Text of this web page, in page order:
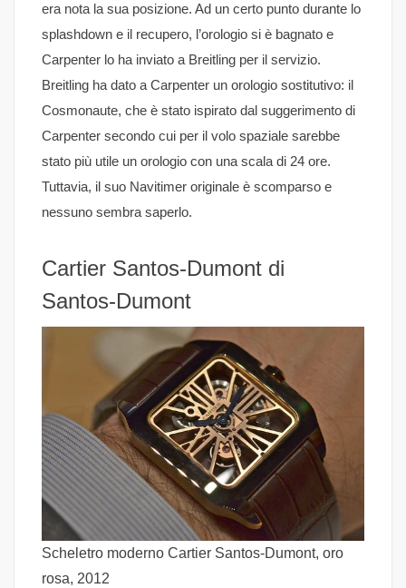
era nota la sua posizione. Ad un certo punto durante lo
splashdown e il recupero, l’orologio si è bagnato e
Carpenter lo ha inviato a Breitling per il servizio.
Breitling ha dato a Carpenter un orologio sostitutivo: il
Cosmonaute, che è stato ispirato dal suggerimento di
Carpenter secondo cui per il volo spaziale sarebbe
stato più utile un orologio con una scala di 24 ore.
Tuttavia, il suo Navitimer originale è scomparso e
nessuno sembra saperlo.
Cartier Santos-Dumont di
Santos-Dumont
Scheletro moderno Cartier Santos-Dumont, oro
rosa, 2012